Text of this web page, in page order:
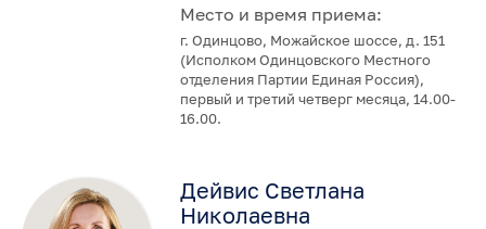
Место и время приема:
г. Одинцово, Можайское шоссе, д. 151
(Исполком Одинцовского Местного
отделения Партии Единая Россия),
первый и третий четверг месяца, 14.00-
16.00.
Дейвис Светлана
Николаевна